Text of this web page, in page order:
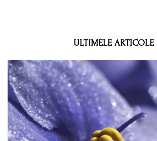
ULTIMELE ARTICOLE